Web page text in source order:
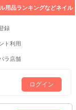
用品ランキングなどネイル
録
ト利用
ラ店舗
ログイン